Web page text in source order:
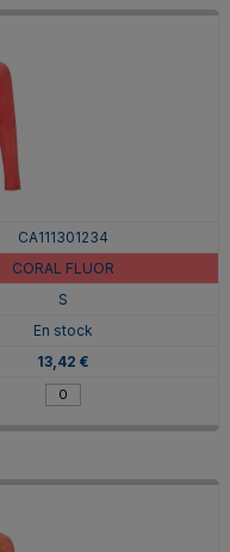
CA111301234
CORAL FLUOR
S
En stock
13,42 €